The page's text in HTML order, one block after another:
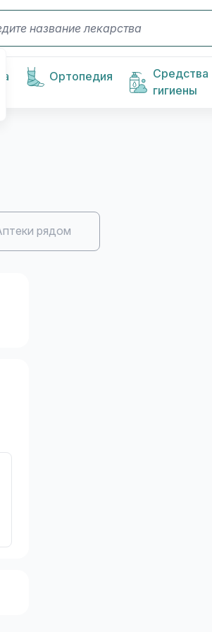
Ортопедия
Средства
гигиены
рядом